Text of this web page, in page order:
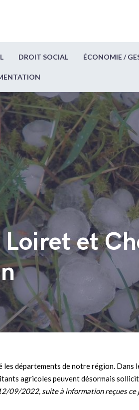
DROIT SOCIAL ÉCONOMIE /
et
les départements de notre région. Dans
agricoles peuvent désormais
09/2022, suite à information reçues ce